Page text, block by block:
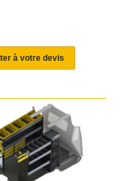
à votre devis